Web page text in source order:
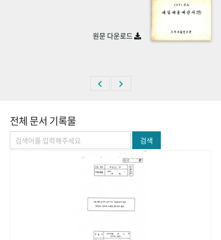
숫자로 보는 50년 50+1주년 광장
원문 다운로드
전체 문서 기록물
검색